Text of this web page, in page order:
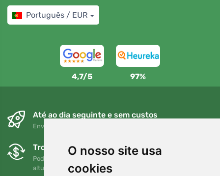
O nosso site usa
cookies
Português / EUR
4,7/5 97%
Até ao dia seguinte e sem custos
Envio gratuito para encomendas superiores a 80 EUR
Trocas e devoluções gratuitas
Pode devolver ou trocar a sua encomenda em qualquer
altura no prazo de 90 dias